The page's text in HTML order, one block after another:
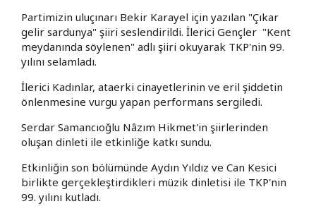
Partimizin uluçınarı Bekir Karayel için yazılan "Çıkar
gelir sardunya" şiiri seslendirildi. İlerici Gençler "Kent
meydanında söylenen" adlı şiiri okuyarak TKP'nin 99.
yılını selamladı.
İlerici Kadınlar, ataerki cinayetlerinin ve eril şiddetin
önlenmesine vurgu yapan performans sergiledi.
Serdar Samancıoğlu Nâzım Hikmet'in şiirlerinden
oluşan dinleti ile etkinliğe katkı sundu.
Etkinliğin son bölümünde Aydın Yıldız ve Can Kesici
birlikte gerçekleştirdikleri müzik dinletisi ile TKP'nin
99. yılını kutladı.